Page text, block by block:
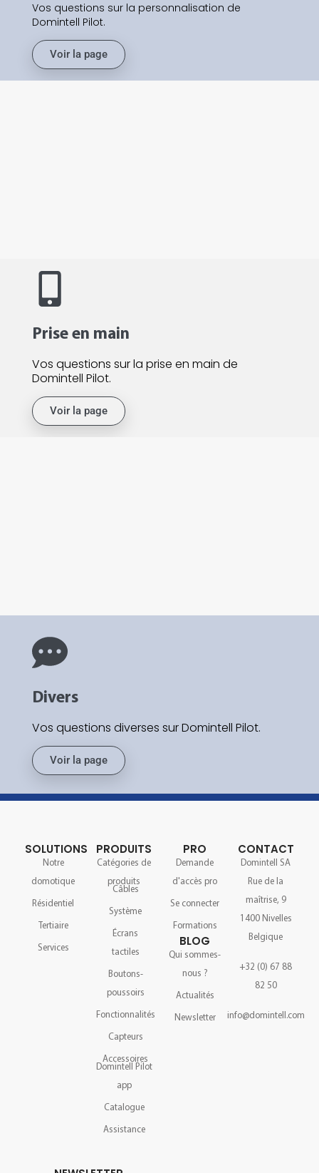
Vos questions sur la personnalisation de
Domintell Pilot.
Voir la page
Prise en main
Vos questions sur la prise en main de
Domintell Pilot.
Voir la page
Divers
Vos questions diverses sur Domintell Pilot.
Voir la page
SOLUTIONS
Notre
domotique
Résidentiel
Tertiaire
Services
PRODUITS
Catégories de
produits
Câbles
Système
Écrans
tactiles
Boutons-
poussoirs
Fonctionnalités
Capteurs
Accessoires
Domintell Pilot
app
Catalogue
Assistance
PRO
Demande
d'accès pro
Se connecter
Formations
BLOG
Qui sommes-
nous ?
Actualités
Newsletter
CONTACT
Domintell SA
Rue de la
maîtrise, 9
1400 Nivelles
Belgique
+32 (0) 67 88
82 50
info@domintell.com